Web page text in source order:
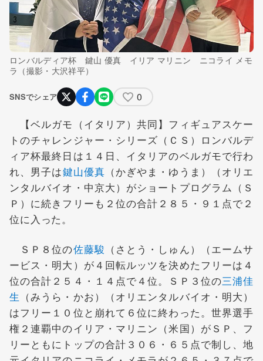
ロンバルディア杯 鍵山 優真 イリア マリニン ニコライ メモ
ラ（撮影・大沢祥平）
SNSでシェア 0
【ベルガモ（イタリア）共同】フィギュアスケー
トのチャレンジャー・シリーズ（ＣＳ）ロンバルデ
ィア杯最終日は１４日、イタリアのベルガモで行わ
れ、男子は鍵山優真 （かぎやま・ゆうま）（オリエ
ンタルバイオ・中京大）がショートプログラム（Ｓ
Ｐ）に続きフリーも２位の合計２８５・９１点で２
位に入った。
ＳＰ８位の佐藤駿 （さとう・しゅん）（エームサ
ービス・明大）が４回転ルッツを決めたフリーは４
位の合計２５４・１４点で４位。ＳＰ３位の三浦佳
生 （みうら・かお）（オリエンタルバイオ・明大）
はフリー１０位と崩れて６位に終わった。世界選手
権２連覇中のイリア・マリニン（米国）がＳＰ、フ
リーともにトップの合計３０６・６５点で制し、地